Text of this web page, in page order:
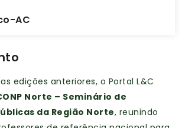
AC
edições anteriores, o Portal L&C
Norte – Seminário de
da Região Norte, reunindo